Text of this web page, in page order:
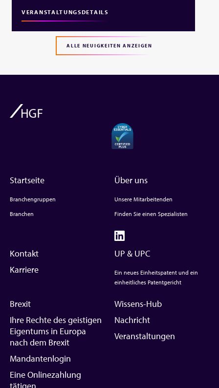
VERANSTALTUNGSDETAILS
ALLE NEUIGKEITEN ANZEIGEN
Startseite
Branchengruppen
Branchen
Über uns
Unsere Mitarbeitenden
Finden Sie einen Spezialisten
Kontakt
Karriere
UP & UPC
Ein neues Einheitspatent und ein
einheitliches Patentgericht
Brexit
Ihre Rechte des geistigen
Eigentums in Europa
nach dem Brexit
Mandantenlogin
Eine Onlinezahlung
tätigen
Wissens-Hub
Nachricht
Veranstaltungen